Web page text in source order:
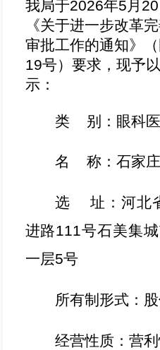
我局于2026年5月
《关于进一步改革
审批工作的通知》
19号）要求，现予
示：
类 别： 眼科
名 称：石家
选
址：河北
进路111号石美集
一层5号
所有制形式：股
经营性质：营